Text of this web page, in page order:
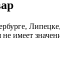
не имеет